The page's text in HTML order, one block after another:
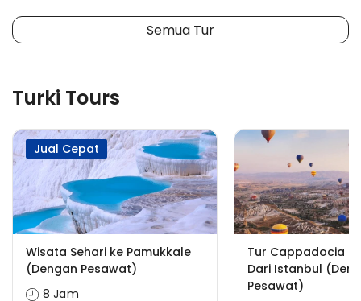
Semua Tur
Turki Tours
Jual Cepat
Wisata Sehari ke Pamukkale
(Dengan Pesawat)
8 Jam
Tur Cappadocia &
Dari Istanbul
Pesawat)